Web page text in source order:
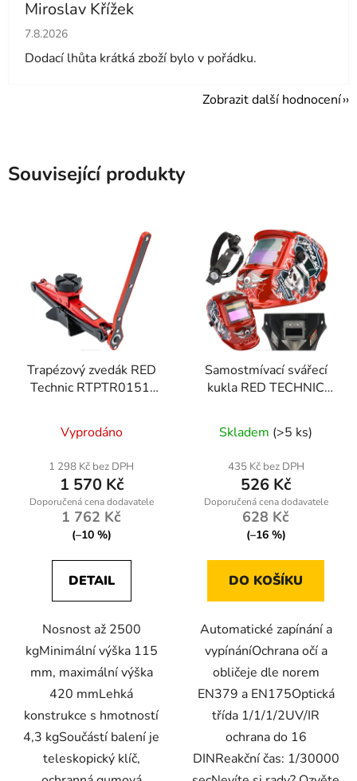
Miroslav Křížek
Hodnocení obchodu je 5 z 5 hvězdiček.
7.8.2026
Dodací lhůta krátká zboží bylo v pořádku.
Zobrazit další hodnocení
Související produkty
Trapézový zvedák RED
Technic RTPTR0151,
Vyprodáno
1 298 Kč bez DPH
1 570 Kč
1 762 Kč
(–10 %)
DETAIL
Nosnost až 2500
kgMinimální výška 115
mm, maximální výška
420 mmLehká
konstrukce s hmotností
4,3 kgSoučástí balení je
teleskopický klíč,
Samostmívací svářecí
kukla RED TECHNIC
Skladem (>5 ks)
435 Kč bez DPH
526 Kč
628 Kč
(–16 %)
DO KOŠÍKU
Automatické zapínání a
vypínáníOchrana očí a
obličeje dle norem
EN379 a EN175Optická
třída 1/1/1/2UV/IR
ochrana do 16
DINReakční čas: 1/30000